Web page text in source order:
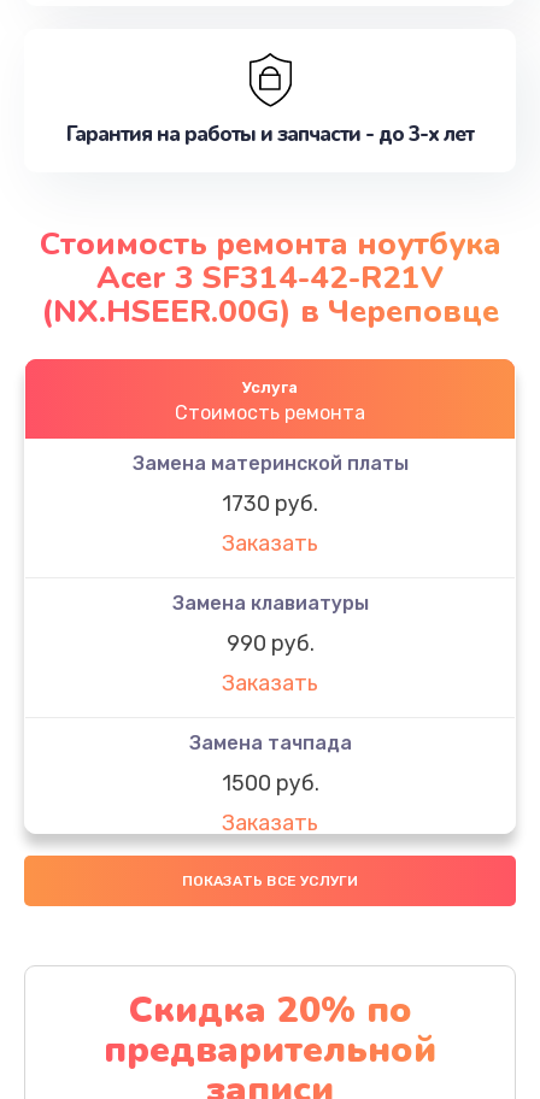
Гарантия на работы и запчасти - до 3-х лет
Стоимость ремонта ноутбука
Acer 3 SF314-42-R21V
(NX.HSEER.00G) в Череповце
Услуга
Стоимость ремонта
Замена материнской платы
1730 руб.
Заказать
Замена клавиатуры
990 руб.
Заказать
Замена тачпада
1500 руб.
Заказать
Замена южного моста
Заказать
Чистка от пыли
1060 руб.
ПОКАЗАТЬ ВСЕ УСЛУГИ
Скидка 20% по
предварительной